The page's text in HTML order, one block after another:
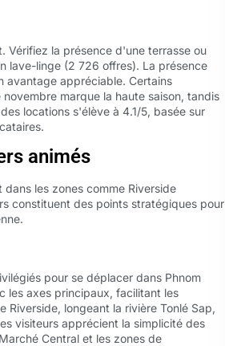
Vérifiez la présence d'une terrasse ou
lave-linge (2 726 offres). La présence
avantage appréciable. Certains
marque la haute saison, tandis
locations s'élève à 4.1/5, basée sur
animés
les zones comme Riverside
constituent des points stratégiques pour
pour se déplacer dans Phnom
les axes principaux, facilitant les
Riverside, longeant la rivière Tonlé Sap,
visiteurs apprécient la simplicité des
Central et les zones de